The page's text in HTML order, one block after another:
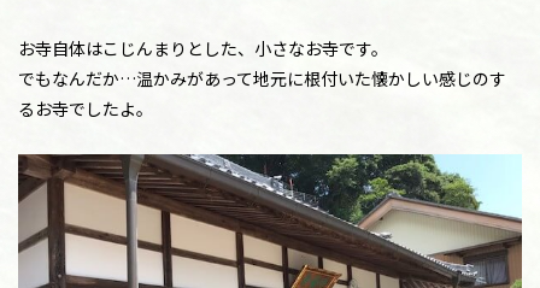
お寺自体はこじんまりとした、小さなお寺です。
でもなんだか…温かみがあって地元に根付いた懐かしい感じのす
るお寺でしたよ。